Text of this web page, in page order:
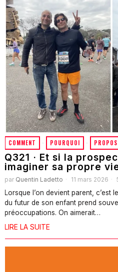
COMMENT · POURQUOI ·
Q321 · Et si la
imaginer sa propre
par Quentin Ladetto 11 mars 2026
Lorsque l’on devient parent, c’est
du futur de son enfant prend
préoccupations. On aimerait…
LIRE LA SUITE